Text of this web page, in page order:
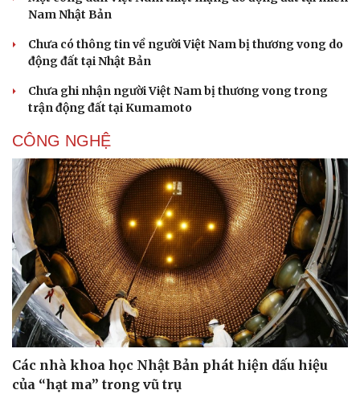
Thông tin doanh nghiệp
Doanh nghiệp 24h
Doanh nhân
Vì cộng đồng
Sành điệu
Nam Nhật Bản
Chưa có thông tin về người Việt Nam bị thương vong do
động đất tại Nhật Bản
Chưa ghi nhận người Việt Nam bị thương vong trong
trận động đất tại Kumamoto
CÔNG NGHỆ
Các nhà khoa học Nhật Bản phát hiện dấu hiệu
của “hạt ma” trong vũ trụ